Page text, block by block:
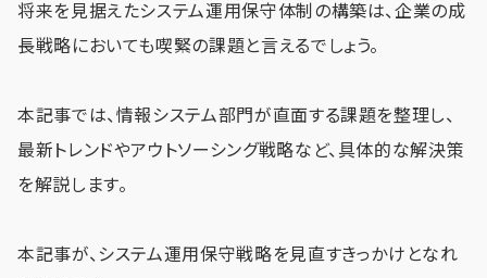
将来を見据えたシステム運用保守体制の構築は、企業の成
長戦略においても喫緊の課題と言えるでしょう。
本記事では、情報システム部門が直面する課題を整理し、
最新トレンドやアウトソーシング戦略など、具体的な解決策
を解説します。
本記事が、システム運用保守戦略を見直すきっかけとなれ